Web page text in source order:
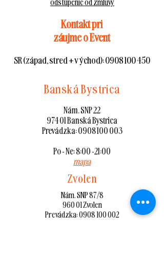
odstúpenie od zmluvy
Kontakt pri
záujme o Event
SR (západ, stred + východ):0908 100 450
Banská Bystrica
Nám. SNP 22
974 01 Banská Bystrica
Prevádzka:0908 100 003
Po - Ne: 8:00 -21:00
mapa
Zvolen
Nám. SNP 87/8
960 01 Zvolen
Prevádzka:0908 100 002